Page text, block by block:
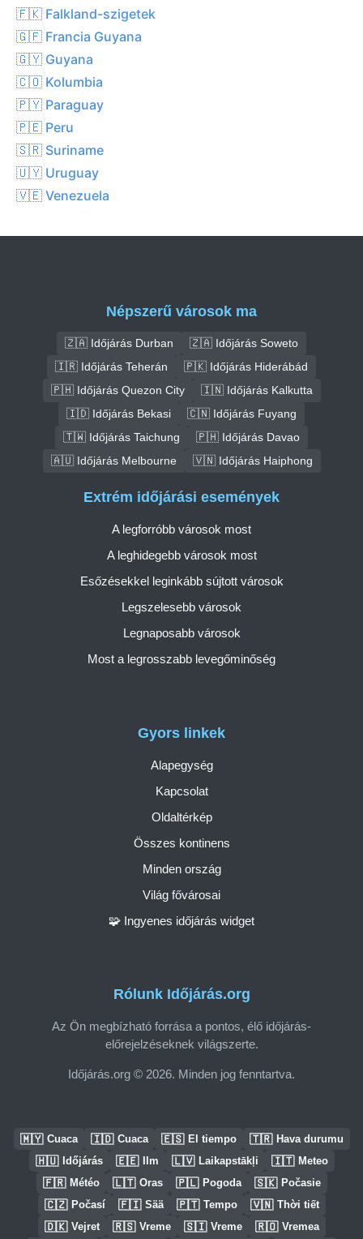
🇫🇰 Falkland-szigetek
🇬🇫 Francia Guyana
🇬🇾 Guyana
🇨🇴 Kolumbia
🇵🇾 Paraguay
🇵🇪 Peru
🇸🇷 Suriname
🇺🇾 Uruguay
🇻🇪 Venezuela
Népszerű városok ma
🇿🇦 Időjárás Durban
🇿🇦 Időjárás Soweto
🇮🇷 Időjárás Teherán
🇵🇰 Időjárás Hiderábád
🇵🇭 Időjárás Quezon City
🇮🇳 Időjárás Kalkutta
🇮🇩 Időjárás Bekasi
🇨🇳 Időjárás Fuyang
🇹🇼 Időjárás Taichung
🇵🇭 Időjárás Davao
🇦🇺 Időjárás Melbourne
🇻🇳 Időjárás Haiphong
Rólunk Időjárás.org
Az Ön megbízható forrása a pontos, élő időjárás-
előrejelzéseknek világszerte.
Időjárás.org © 2026. Minden jog fenntartva.
Gyors linkek
Alapegység
Kapcsolat
Oldaltérkép
Összes kontinens
Minden ország
Világ fővárosai
🧩 Ingyenes időjárás widget
Extrém időjárási események
A legforróbb városok most
A leghidegebb városok most
Esőzésekkel leginkább sújtott városok
Legszelesebb városok
Legnaposabb városok
Most a legrosszabb levegőminőség
🇲🇾 Cuaca 🇮🇩 Cuaca 🇪🇸 El tiempo 🇹🇷 Hava durumu
🇭🇺 Időjárás 🇪🇪 Ilm 🇱🇻 Laikapstākļi 🇮🇹 Meteo
🇫🇷 Météo 🇱🇹 Oras 🇵🇱 Pogoda 🇸🇰 Počasie
🇨🇿 Počasí 🇫🇮 Sää 🇵🇹 Tempo 🇻🇳 Thời tiết
🇩🇰 Vejret 🇷🇸 Vreme 🇸🇮 Vreme 🇷🇴 Vremea